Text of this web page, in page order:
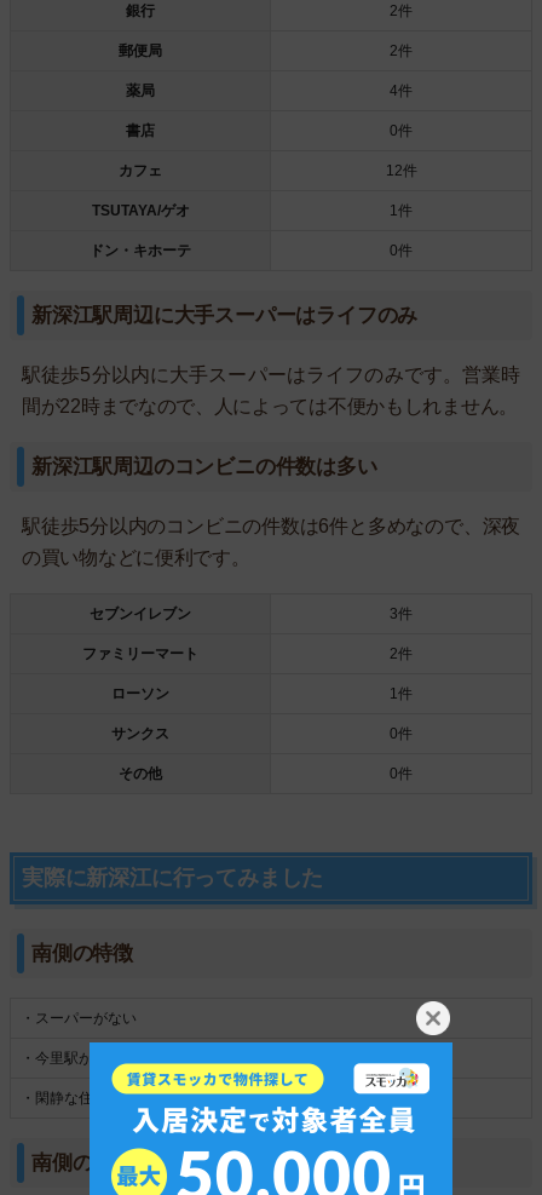
銀行 2件
郵便局 2件
薬局 4件
書店 0件
カフェ 12件
TSUTAYA/ゲオ 1件
ドン・キホーテ 0件
新深江駅周辺に大手スーパーはライフのみ
駅徒歩5分以内に大手スーパーはライフのみです。営業時
間が22時までなので、人によっては不便かもしれません。
新深江駅周辺のコンビニの件数は多い
駅徒歩5分以内のコンビニの件数は6件と多めなので、深夜
の買い物などに便利です。
セブンイレブン 3件
ファミリーマート 2件
ローソン 1件
サンクス 0件
その他 0件
実際に新深江に行ってみました
南側の特徴
・スーパーがない
・今里駅が徒歩圏内
・閑静な住宅街が広がっている
南側の雰囲気